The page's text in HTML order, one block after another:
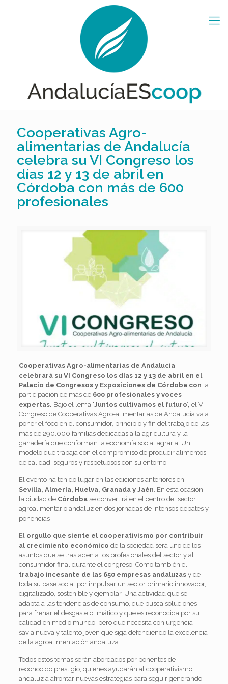
Cooperativas Agro-
alimentarias de Andalucía
celebra su VI Congreso los
días 12 y 13 de abril en
Córdoba con más de 600
profesionales
Cooperativas Agro-alimentarias de Andalucía
celebrará su VI Congreso los días 12 y 13 de abril en el
Palacio de Congresos y Exposiciones de Córdoba con la
participación de más de 600 profesionales y voces
expertas. Bajo el lema ‘Juntos cultivamos el futuro’, el VI
Congreso de Cooperativas Agro-alimentarias de Andalucía va a
poner el foco en el consumidor, principio y fin del trabajo de las
más de 290.000 familias dedicadas a la agricultura y la
ganadería que conforman la economía social agraria. Un
modelo que trabaja con el compromiso de producir alimentos
de calidad, seguros y respetuosos con su entorno.
El evento ha tenido lugar en las ediciones anteriores en
Sevilla, Almería, Huelva, Granada y Jaén . En esta ocasión,
la ciudad de Córdobase convertirá en el centro del sector
agroalimentario andaluz en dos jornadas de intensos debates y
ponencias-
El orgullo que siente el cooperativismo por contribuir
al crecimiento económico de la sociedad será uno de los
asuntos que se trasladen a los profesionales del sector y al
consumidor final durante el congreso. Como también el
trabajo incesante de las 650 empresas andaluzasy de
toda su base social por impulsar un sector primario innovador,
digitalizado, sostenible y ejemplar. Una actividad que se
adapta a las tendencias de consumo, que busca soluciones
para frenar el desgaste climático y que es reconocida por su
calidad en medio mundo, pero que necesita con urgencia
savia nueva y talento joven que siga defendiendo la excelencia
de la agroalimentación andaluza.
Todos estos temas serán abordados por ponentes de
reconocido prestigio, quienes ayudarán al cooperativismo
andaluz a afrontar nuevas estrategias para seguir generando